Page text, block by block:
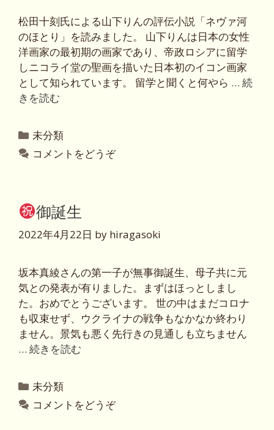
松田十刻氏による山下りんの評伝小説「ネヴァ河
のほとり」を読みました。 山下りんは日本の女性
洋画家の最初期の画家であり、帝政ロシアに留学
しニコライ堂の聖画を描いた日本初のイコン画家
として知られています。 留学と聞くと何やら … 続
きを読む
カ
テ
未分類
コメントをどうぞ
御誕生
2022年4月22日 by hiragasoki
坂本真綾さんの第一子が無事御誕生、母子共に元
気との発表が有りました。まずはほっとしまし
た。おめでとうございます。 世の中はまだコロナ
も収束せず、ウクライナの戦争もなかなか終わり
ません。景気も悪く先行きの見通しも立ちません
… 続きを読む
カ
テ
未分類
コメントをどうぞ